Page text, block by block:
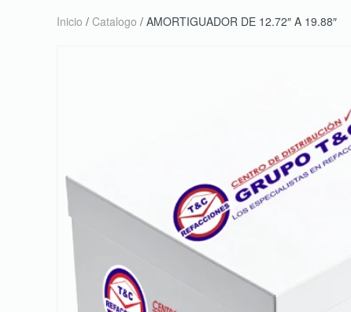
Inicio / Catalogo / AMORTIGUADOR DE 12.72″ A 19.88″